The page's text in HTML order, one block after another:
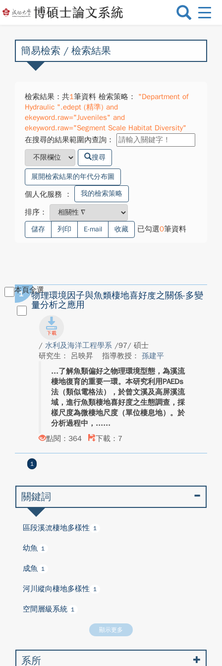
選
換
簡易檢索 / 檢索結果
檢索結果：共1筆資料 檢索策略：
"Department of
Hydraulic ".edept (精準) and
ekeyword.raw="Juveniles" and
ekeyword.raw="Segment Scale Habitat Diversity"
在搜尋的結果範圍內查詢：
搜尋
展開檢索結果的年代分布圖
個人化服務 ： 我的檢索策略
排序：
儲存 列印 E-mail 收藏 已勾選0筆資料
本頁全選
1
物理環境因子與魚類棲地喜好度之關係-多變
量分析之應用
/ 水利及海洋工程學系 /97/ 碩士
研究生： 呂映昇
指導教授： 孫建平
了解魚類偏好之物理環境型態，為溪流
棲地復育的重要一環。本研究利用PAEDs
法（類似電格法），於曾文溪及高屏溪流
域，進行魚類棲地喜好度之生態調查，採
樣尺度為微棲地尺度（單位棲息地）。於
分析過程中，...
點閱：364
下載：7
1
關鍵詞
區段溪流棲地多樣性 1
幼魚 1
成魚 1
河川縱向棲地多樣性 1
空間層級系統 1
顯示更多
系所